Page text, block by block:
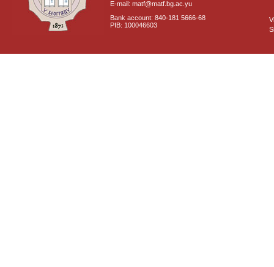
E-mail: matf@matf.bg.ac.yu
Bank account: 840-181 5666-68
PIB: 100046603